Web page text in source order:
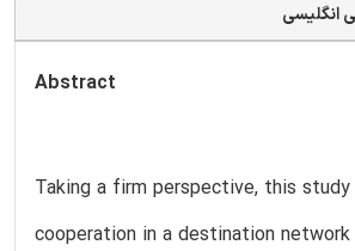
انگلیسی
Abstract
Taking a firm perspective, this
cooperation in a destination network